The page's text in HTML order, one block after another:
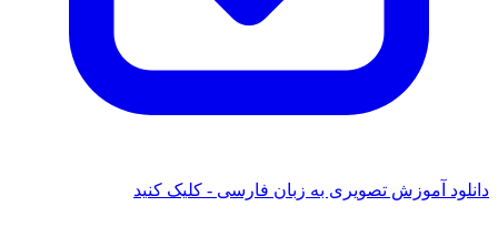
آموزش تصویری به زبان فارسی - کلیک کنید